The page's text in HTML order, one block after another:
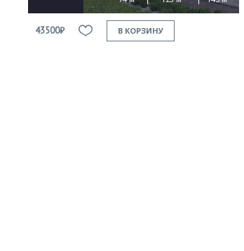
43500₽ В КОРЗИНУ